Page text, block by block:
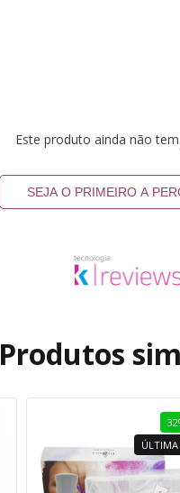
Este produto ainda não
SEJA O PRIMEIRO A
Produtos
32
ÚLTIMA